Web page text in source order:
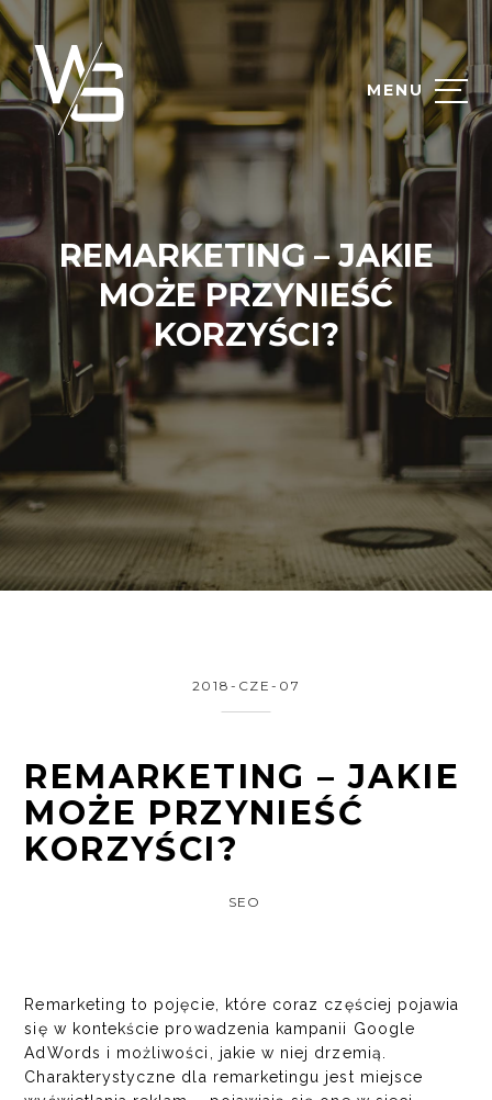
MENU
REMARKETING – JAKIE
MOŻE PRZYNIEŚĆ
KORZYŚCI?
2018-CZE-07
REMARKETING – JAKIE
MOŻE PRZYNIEŚĆ
KORZYŚCI?
SEO
Remarketing to pojęcie, które coraz częściej pojawia
się w kontekście prowadzenia kampanii Google
AdWords i możliwości, jakie w niej drzemią.
Charakterystyczne dla remarketingu jest miejsce